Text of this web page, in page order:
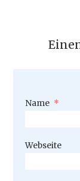
Pflichtfeld
Name *
Webseite